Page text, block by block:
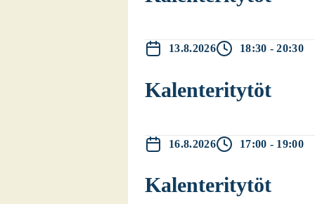
13.8.2026 18:30 - 20:30
Kalen­te­ri­ty­töt
16.8.2026 17:00 - 19:00
Kalen­te­ri­ty­töt